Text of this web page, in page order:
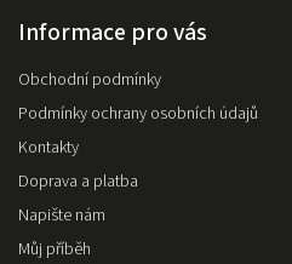
Informace pro vás
Obchodní podmínky
Podmínky ochrany osobních údajů
Kontakty
Doprava a platba
Napište nám
Můj příběh